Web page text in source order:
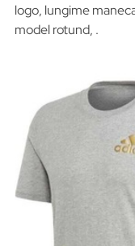
logo, lungime
model rotund, .